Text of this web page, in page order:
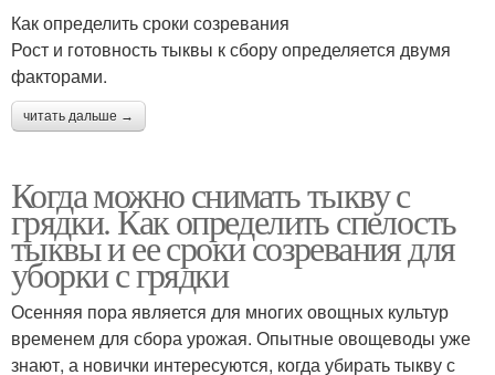
Как определить сроки созревания
Рост и готовность тыквы к сбору определяется двумя
факторами.
читать дальше →
Когда можно снимать тыкву с
грядки. Как определить спелость
тыквы и ее сроки созревания для
уборки с грядки
Осенняя пора является для многих овощных культур
временем для сбора урожая. Опытные овощеводы уже
знают, а новички интересуются, когда убирать тыкву с